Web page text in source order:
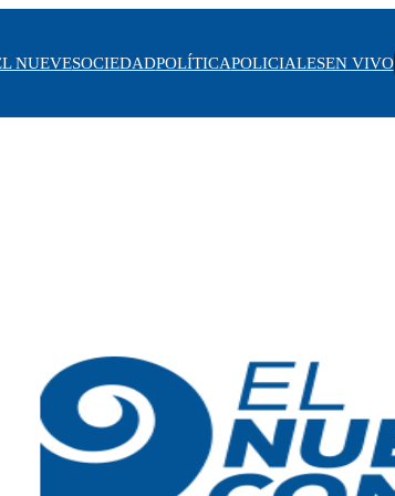
NUEVESOCIEDADPOLÍTICAPOLICIALESEN VIVO